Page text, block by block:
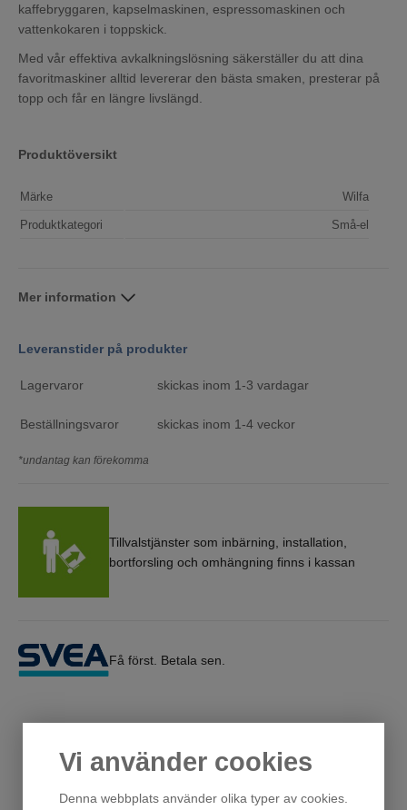
Vi använder cookies
Denna webbplats använder olika typer av cookies.
kaffebryggaren, kapselmaskinen, espressomaskinen och
vattenkokaren i toppskick.
Med vår effektiva avkalkningslösning säkerställer du att dina
favoritmaskiner alltid levererar den bästa smaken, presterar på
topp och får en längre livslängd.
Produktöversikt
Märke Wilfa
Produktkategori Små-el
Mer information
Leveranstider på produkter
Lagervaror skickas inom 1-3 vardagar
Beställningsvaror skickas inom 1-4 veckor
*undantag kan förekomma
Tillvalstjänster som inbärning, installation,
bortforsling och omhängning finns i kassan
Få först. Betala sen.